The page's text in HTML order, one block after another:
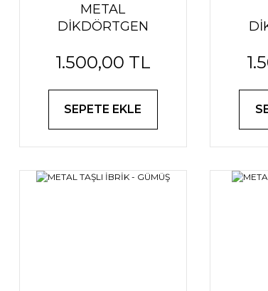
METAL
DİKDÖRTGEN
ALTIN
1.500,00 TL
SEPETE EKLE